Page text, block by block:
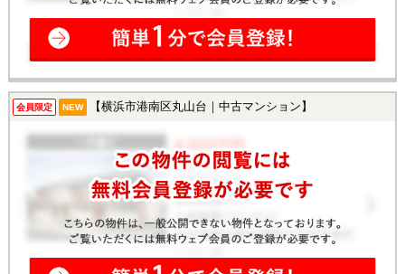
会員限定 NEW 【横浜市港南区丸山台｜中古マンション】